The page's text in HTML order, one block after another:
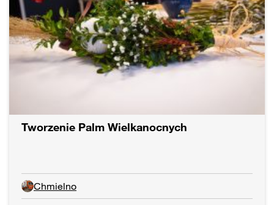
Tworzenie Palm Wielkanocnych
Chmielno